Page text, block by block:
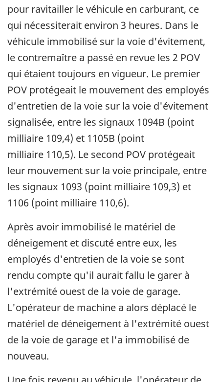
pour ravitailler le véhicule en carburant, ce
qui nécessiterait environ 3 heures. Dans le
véhicule immobilisé sur la voie d'évitement,
le contremaître a passé en revue les 2 POV
qui étaient toujours en vigueur. Le premier
POV protégeait le mouvement des employés
d'entretien de la voie sur la voie d'évitement
signalisée, entre les signaux 1094B (point
milliaire 109,4) et 1105B (point
milliaire 110,5). Le second POV protégeait
leur mouvement sur la voie principale, entre
les signaux 1093 (point milliaire 109,3) et
1106 (point milliaire 110,6).
Après avoir immobilisé le matériel de
déneigement et discuté entre eux, les
employés d'entretien de la voie se sont
rendu compte qu'il aurait fallu le garer à
l'extrémité ouest de la voie de garage.
L'opérateur de machine a alors déplacé le
matériel de déneigement à l'extrémité ouest
de la voie de garage et l'a immobilisé de
nouveau.